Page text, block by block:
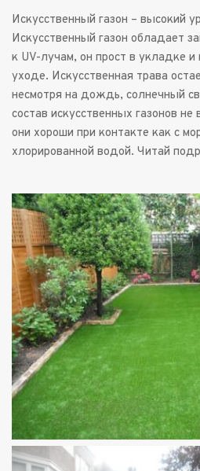
Искусственный газон – высокий
Искусственный газон обладает
к UV-лучам, он прост в укладке
уходе. Искусственная трава
несмотря на дождь, солнечный
состав искусственных газонов
они хороши при контакте как с
хлорированной водой. Читай